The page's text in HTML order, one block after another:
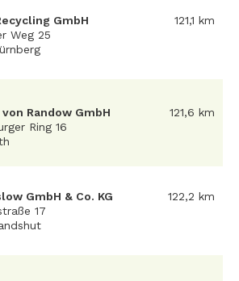
GmbH
Weg 25
121,1 km
Randow GmbH
Ring 16
121,6 km
GmbH & Co. KG
17
122,2 km